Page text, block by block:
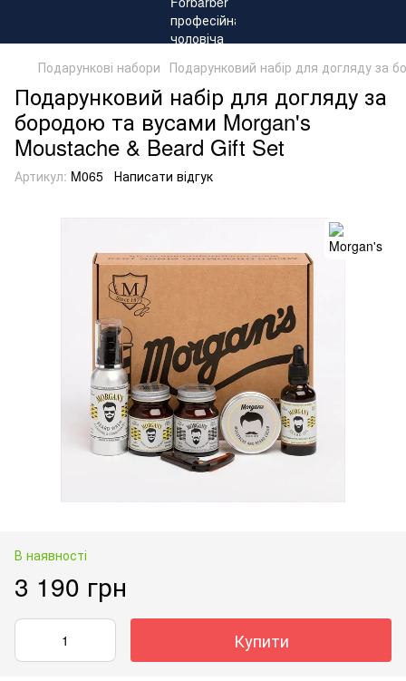
Подарункові набори Подарунковий набір для догляду за
Подарунковий набір для догляду за
бородою та вусами Morgan's
Moustache & Beard Gift Set
Артикул: M065 Написати відгук
В наявності
3 190 грн
Купити